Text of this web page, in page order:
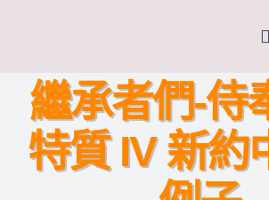
content
主頁
關於我們
繼承者們-侍
特質 IV 新約